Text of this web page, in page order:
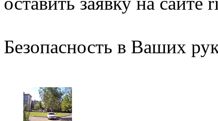
Безопасность в Ваших